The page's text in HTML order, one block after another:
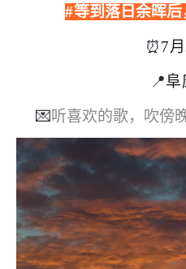
#等到落日余晖
⏰7
📍阜
💌听喜欢的歌，吹傍